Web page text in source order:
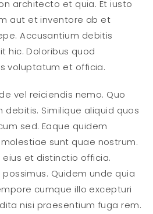
architecto et quia. Et iusto
aut et inventore ab et
Accusantium debitis
hic. Doloribus quod
voluptatum et officia.
vel reiciendis nemo. Quo
debitis. Similique aliquid quos
sed. Eaque quidem
sunt quae nostrum.
et distinctio officia.
Quidem unde quia
cumque illo excepturi
nisi praesentium fuga rem.